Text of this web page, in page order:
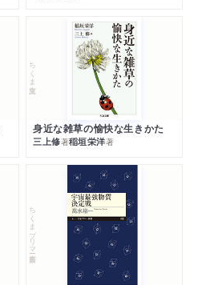
ちくま文庫
身近な雑草の愉快な生きかた
三上修著稲垣栄洋著
ちくまプリマー新書